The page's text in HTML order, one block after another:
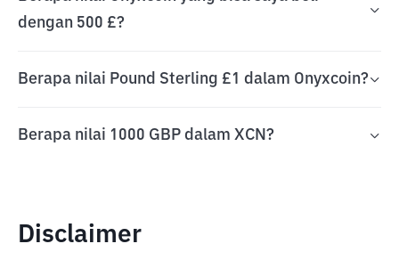
dengan 500 £?
Berapa nilai Pound Sterling £1 dalam Onyxcoin?
Berapa nilai 1000 GBP dalam XCN?
Disclaimer